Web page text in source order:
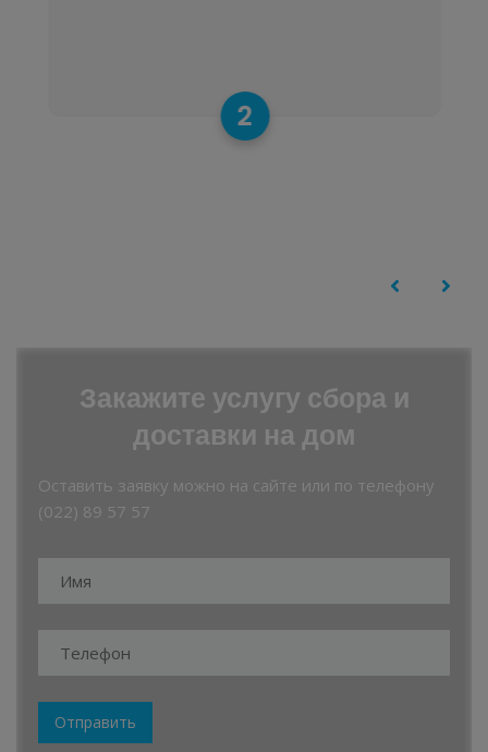
2
Закажите услугу сбора и
доставки на дом
Оставить заявку можно на сайте или по телефону
(022) 89 57 57
Отправить